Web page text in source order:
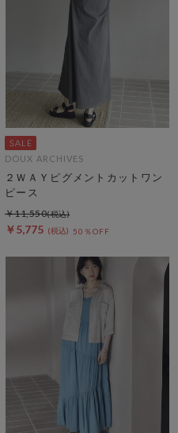
DOUX ARCHIVES
２ＷＡＹピグメントカットワン
ピース
￥5,775 50％OFF
￥11,550